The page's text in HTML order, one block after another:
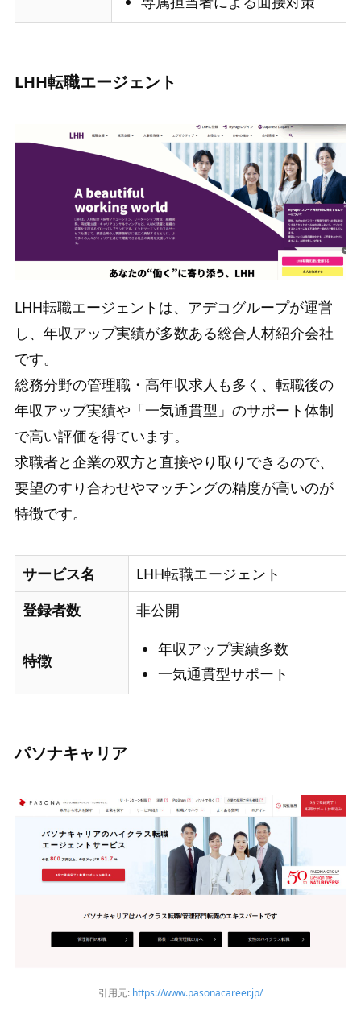
LHH転職エージェント
LHH転職エージェントは、アデコグループが運営
し、年収アップ実績が多数ある総合人材紹介会社
です。
総務分野の管理職・高年収求人も多く、転職後の
年収アップ実績や「一気通貫型」のサポート体制
で高い評価を得ています。
求職者と企業の双方と直接やり取りできるので、
要望のすり合わせやマッチングの精度が高いのが
特徴です。
サービス名
LHH転職エージェント
登録者数
非公開
特徴
年収アップ実績多数
一気通貫型サポート
パソナキャリア
引用元: https://www.pasonacareer.jp/